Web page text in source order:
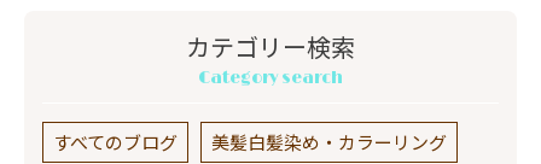
カテゴリー検索
Category search
すべてのブログ 美髪白髪染め・カラーリング